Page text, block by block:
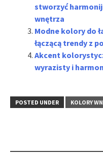
stworzyć
wnętrza
Modne kolory do
łączącą trendy z
Akcent
wyrazisty i
POSTED UNDER KOLORY